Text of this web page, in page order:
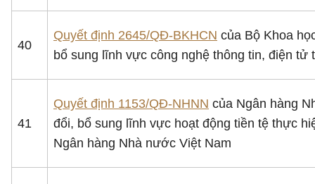
40
Quyết định 2645/QĐ-BKHCN của Bộ Khoa
bổ sung lĩnh vực công nghệ thông tin, điện
41
Quyết định 1153/QĐ-NHNN của Ngân hàng
đổi, bổ sung lĩnh vực hoạt động tiền tệ thực
Ngân hàng Nhà nước Việt Nam